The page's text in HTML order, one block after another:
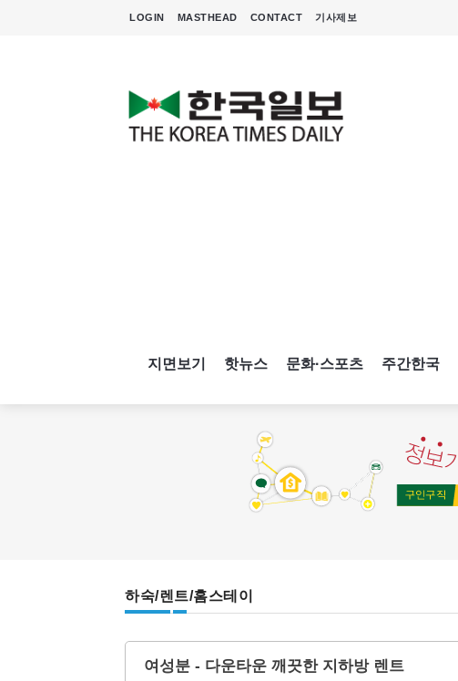
LOGIN MASTHEAD CONTACT 기사제보
지면보기 핫뉴스 문화·스포츠 주간한국
하숙/렌트/홈스테이
여성분 - 다운타운 깨끗한 지하방 렌트